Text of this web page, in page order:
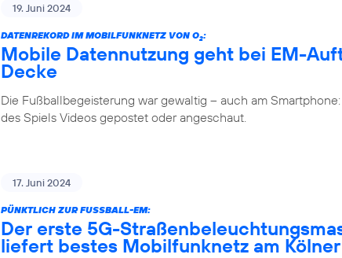
19. Juni 2024
DATENREKORD IM MOBILFUNKNETZ VON O2:
Mobile Datennutzung geht bei EM-
Decke
Die Fußballbegeisterung war gewaltig – auch am
des Spiels Videos gepostet oder angeschaut.
17. Juni 2024
PÜNKTLICH ZUR FUSSBALL-EM:
Der erste 5G-
liefert bestes Mobilfunknetz am